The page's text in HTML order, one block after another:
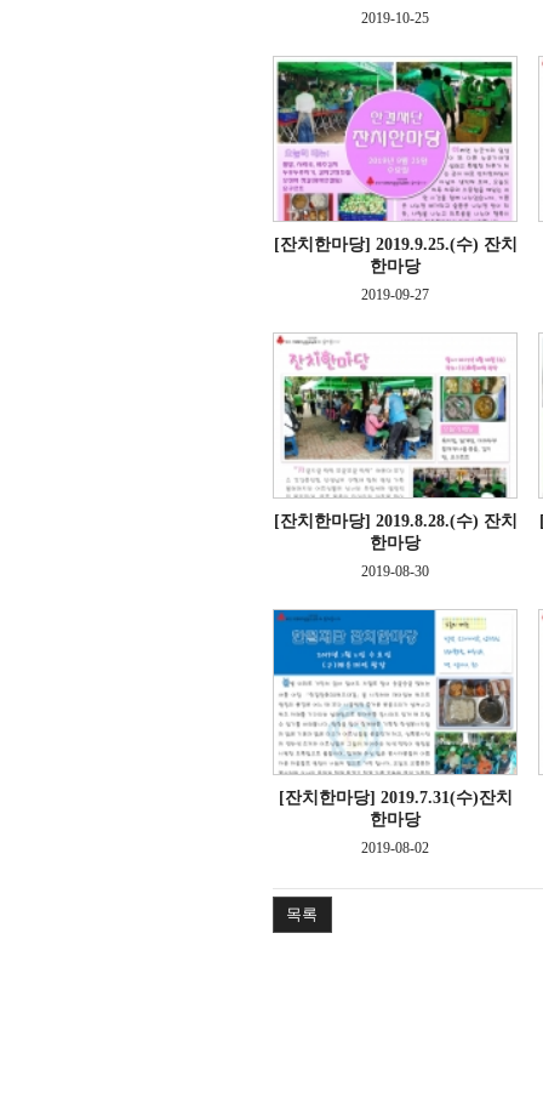
2019-10-25
[잔치한마당] 2019.9.25.(수) 잔치
한마당
2019-09-27
[잔치한마당] 2019.8.28.(수) 잔치
한마당
2019-08-30
[잔치한마당] 2019.7.31(수)잔치
한마당
2019-08-02
목록